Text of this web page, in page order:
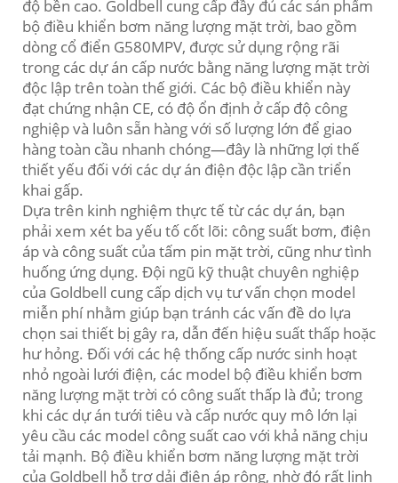
độ bền cao. Goldbell cung cấp đầy đủ các sản phẩm
bộ điều khiển bơm năng lượng mặt trời, bao gồm
dòng cổ điển G580MPV, được sử dụng rộng rãi
trong các dự án cấp nước bằng năng lượng mặt trời
độc lập trên toàn thế giới. Các bộ điều khiển này
đạt chứng nhận CE, có độ ổn định ở cấp độ công
nghiệp và luôn sẵn hàng với số lượng lớn để giao
hàng toàn cầu nhanh chóng—đây là những lợi thế
thiết yếu đối với các dự án điện độc lập cần triển
khai gấp.
Dựa trên kinh nghiệm thực tế từ các dự án, bạn
phải xem xét ba yếu tố cốt lõi: công suất bơm, điện
áp và công suất của tấm pin mặt trời, cũng như tình
huống ứng dụng. Đội ngũ kỹ thuật chuyên nghiệp
của Goldbell cung cấp dịch vụ tư vấn chọn model
miễn phí nhằm giúp bạn tránh các vấn đề do lựa
chọn sai thiết bị gây ra, dẫn đến hiệu suất thấp hoặc
hư hỏng. Đối với các hệ thống cấp nước sinh hoạt
nhỏ ngoài lưới điện, các model bộ điều khiển bơm
năng lượng mặt trời có công suất thấp là đủ; trong
khi các dự án tưới tiêu và cấp nước quy mô lớn lại
yêu cầu các model công suất cao với khả năng chịu
tải mạnh. Bộ điều khiển bơm năng lượng mặt trời
của Goldbell hỗ trợ dải điện áp rộng, nhờ đó rất linh